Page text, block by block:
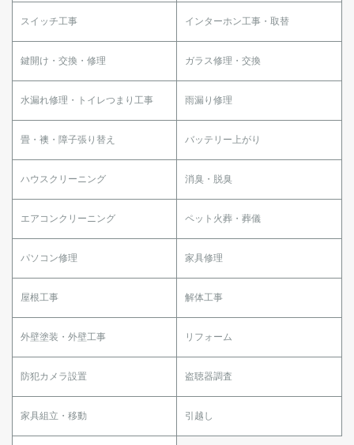
スイッチ工事 インターホン工事・取替
鍵開け・交換・修理 ガラス修理・交換
水漏れ修理・トイレつまり工事 雨漏り修理
畳・襖・障子張り替え バッテリー上がり
ハウスクリーニング 消臭・脱臭
エアコンクリーニング ペット火葬・葬儀
パソコン修理 家具修理
屋根工事 解体工事
外壁塗装・外壁工事 リフォーム
防犯カメラ設置 盗聴器調査
家具組立・移動 引越し